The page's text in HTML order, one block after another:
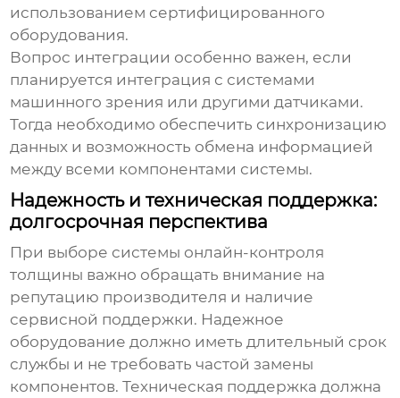
использованием сертифицированного
оборудования.
Вопрос интеграции особенно важен, если
планируется интеграция с системами
машинного зрения или другими датчиками.
Тогда необходимо обеспечить синхронизацию
данных и возможность обмена информацией
между всеми компонентами системы.
Надежность и техническая поддержка:
долгосрочная перспектива
При выборе системы онлайн-контроля
толщины важно обращать внимание на
репутацию производителя и наличие
сервисной поддержки. Надежное
оборудование должно иметь длительный срок
службы и не требовать частой замены
компонентов. Техническая поддержка должна